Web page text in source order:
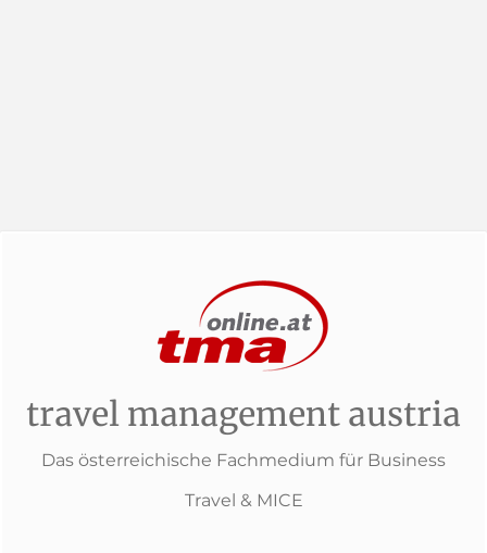
travel management austria
Das österreichische Fachmedium für Business
Travel & MICE